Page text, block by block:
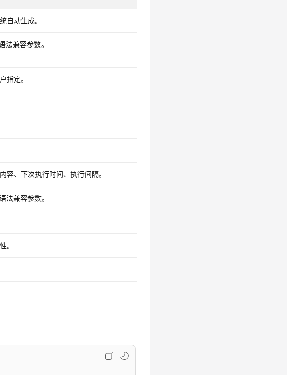
自动生成。
法兼容参数。
指定。
容、下次执行时间、执行间隔。
法兼容参数。
。